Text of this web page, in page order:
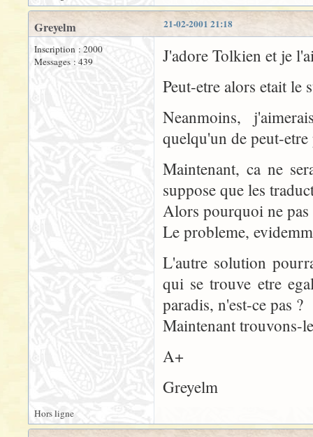
21-02-2001 21:18
Greyelm
Inscription : 2000
Messages : 439
J'adore Tolkien et je
Peut-etre alors etait le
Neanmoins,
quelqu'un de peut-
Maintenant, ca ne
suppose que les
Alors pourquoi ne
Le probleme,
L'autre solution
qui se trouve etre
paradis, n'est-ce pas ?
Maintenant trouvons-
A+
Greyelm
Hors ligne